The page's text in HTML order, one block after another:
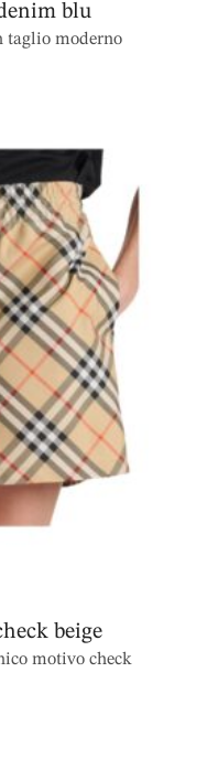
blu
taglio moderno
beige
motivo check